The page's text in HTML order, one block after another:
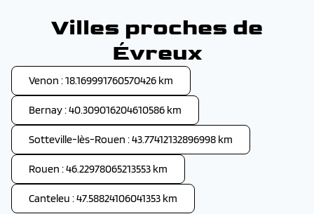
Villes proches de
Évreux
Venon : 18.169991760570426 km
Bernay : 40.309016204610586 km
Sotteville-lès-Rouen : 43.77412132896998 km
Rouen : 46.22978065213553 km
Canteleu : 47.58824106041353 km